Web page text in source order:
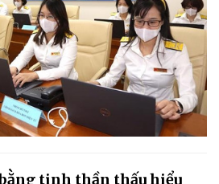
tinh thần thấu hiểu